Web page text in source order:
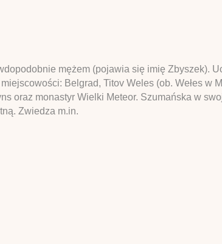
mężem (pojawia się imię Zbyszek).
Belgrad, Titov Weles (ob. Wełes w
oraz monastyr Wielki Meteor. Szumańska w
Zwiedza m.in.